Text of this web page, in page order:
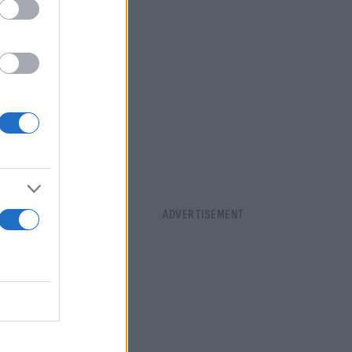
χρονικό
της
και
δώρου.
έως την